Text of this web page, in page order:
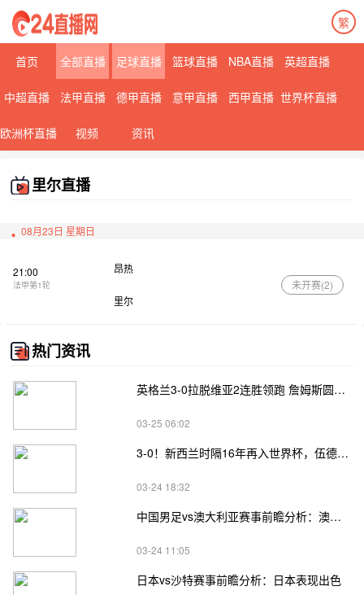
繁
首页 全部直播 足球直播 篮球直播 NBA直播 英超直播
中超直播 法甲直播 德甲直播 意甲直播 西甲直播 世界杯直播
欧洲杯直播 视频 资讯
里尔直播
08月23日 星期日
21:00
法甲第1轮
昂热
里尔
未开赛(2)
热门资讯
英格兰3-0拉脱维亚2连胜领跑 詹姆斯圆月弯刀凯恩埃泽建功
03-25 06:02
3-0！新西兰时隔16年再入世界杯，伍德将二度征战
03-24 18:32
中国男足vs澳大利亚赛事前瞻分析：澳大利亚进攻不俗
03-24 11:05
日本vs沙特赛事前瞻分析：日本表现出色